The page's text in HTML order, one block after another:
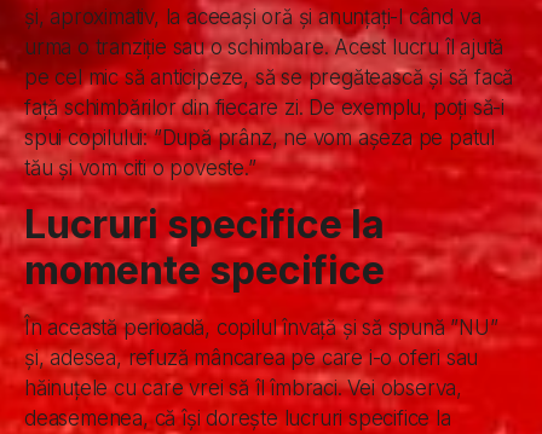
și, aproximativ, la aceeași oră și anunțați-l când va
urma o tranziție sau o schimbare. Acest lucru îl ajută
pe cel mic să anticipeze, să se pregătească și să facă
față schimbărilor din fiecare zi. De exemplu, poți să-i
spui copilului: ”După prânz, ne vom așeza pe patul
tău și vom citi o poveste.”
Lucruri specifice la
momente specifice
În această perioadă, copilul învață și să spună ”NU”
și, adesea, refuză mâncarea pe care i-o oferi sau
hăinuțele cu care vrei să îl îmbraci. Vei observa,
deasemenea, că își dorește lucruri specifice la